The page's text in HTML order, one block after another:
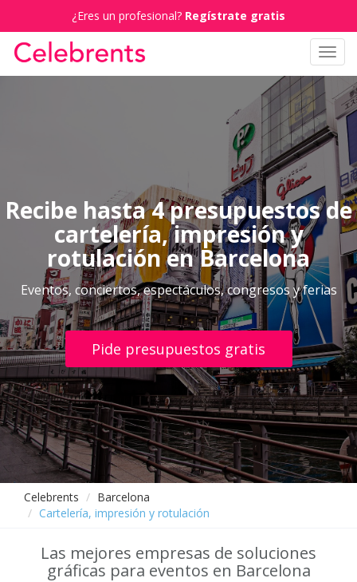
¿Eres un profesional? Regístrate gratis
Recibe hasta 4 presupuestos de
cartelería, impresión y
rotulación en Barcelona
Eventos, conciertos, espectáculos, congresos y ferias
Pide presupuestos gratis
Celebrents
Barcelona
Cartelería, impresión y rotulación
Las mejores empresas de soluciones
gráficas para eventos en Barcelona